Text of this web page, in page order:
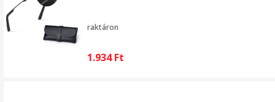
raktáron
1.934Ft